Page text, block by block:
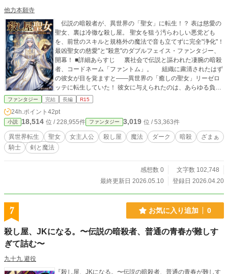
他力本願寺
伝説の暗殺者が、異世界の「聖女」に転生！？ 表は慈愛の
聖女、裏は冷徹な殺し屋。 聖女を狙う汚らわしい悪党ども
を、前世のスキルと規格外の魔法で音も立てずに完全"浄化"！
最凶聖女の慈愛"と"殺意"のダブルフェイス・ファンタジー、
開幕！ ■詳細あらすじ 裏社会で伝説と謳われた凄腕の暗殺
者、コードネーム「ファントム」。 組織に粛清されたはず
の彼女が目を覚ますと——異世界の「癒しの聖女」リーゼロ
ッテに転生していた！ 彼女に与えられたのは、あらゆる負傷
を瞬時に治す究極の回復魔法「聖光魔法」。 「今世こそ
聖女を取り巻く王宮は、前世の裏社会よりもドロドロの陰謀
渦巻く伏魔殿だった。 聖女を傀儡にしようと目論む狡猾な宰
相マルクス。 聖女の権威を利用して国家支配を狙う神殿長
フェリクス。 そして、15年前に「病死」したとされる前代聖
女の暗殺疑惑……。 「あら、お加減が悪そうですわね。
らかな聖女の中身が、一切の容赦を持たない『最凶の暗殺
殺し屋が、祈りの裏で刃を振るう！ "慈愛"と"殺意"のダブルフ
ェイス・ファンタジー、開幕！
ファンタジー 完結 長編 R15
24h.ポイント 42pt
小説 18,514 位 / 228,955件 ファンタジー 3,019 位 / 53,363件
異世界転生 聖女 女主人公 殺し屋 魔法 ダーク 暗殺
ざまぁ
騎士
剣と魔法
感想数 0
文字数 102,748
最終更新日 2026.05.10
登録日 2026.04.20
7 お気に入り追加 0
殺し屋、JKになる。〜伝説の暗殺者、普通の青春が難しす
ぎて詰む〜
九十九 避役
『殺し屋、JKになる。〜伝説の暗殺者、普通の青春が難しす